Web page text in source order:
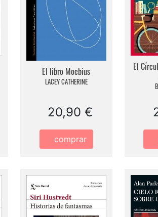
El libro Moebius
LACEY CATHERINE
20,90 €
comprar
El